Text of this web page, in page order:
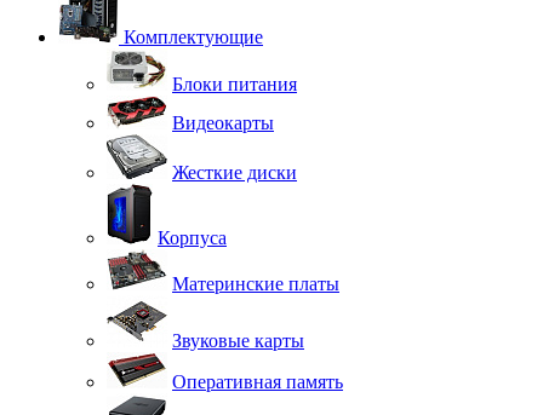
Комплектующие
Блоки питания
Видеокарты
Жесткие диски
Корпуса
Материнские платы
Звуковые карты
Оперативная память